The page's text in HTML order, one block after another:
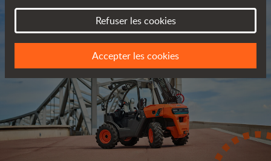
Refuser les cookies
Accepter les cookies